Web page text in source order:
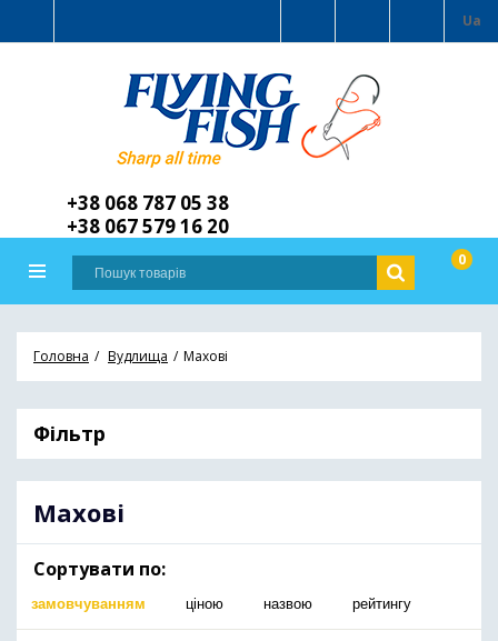
Ua
+38 068 787 05 38
+38 067 579 16 20
0
Головна Вудлища Махові
Фільтр
Махові
Сортувати по:
замовчуванням ціною назвою рейтингу